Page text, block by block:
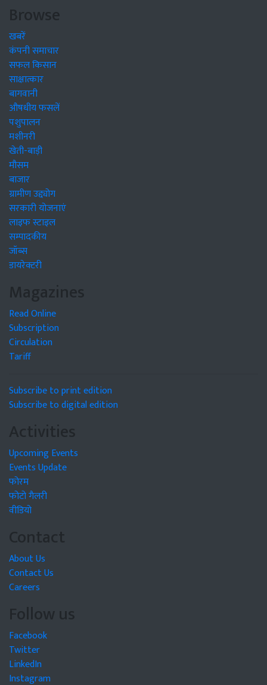
Browse
खबरें
कंपनी समाचार
सफल किसान
साक्षात्कार
बागवानी
औषधीय फसलें
पशुपालन
मशीनरी
खेती-बाड़ी
मौसम
बाजार
ग्रामीण उद्द्योग
सरकारी योजनाएं
लाइफ स्टाइल
सम्पादकीय
जॉब्स
डायरेक्टरी
Magazines
Read Online
Subscription
Circulation
Tariff
Subscribe to print edition
Subscribe to digital edition
Activities
Upcoming Events
Events Update
फोरम
फोटो गैलरी
वीडियो
Contact
About Us
Contact Us
Careers
Follow us
Facebook
Twitter
LinkedIn
Instagram